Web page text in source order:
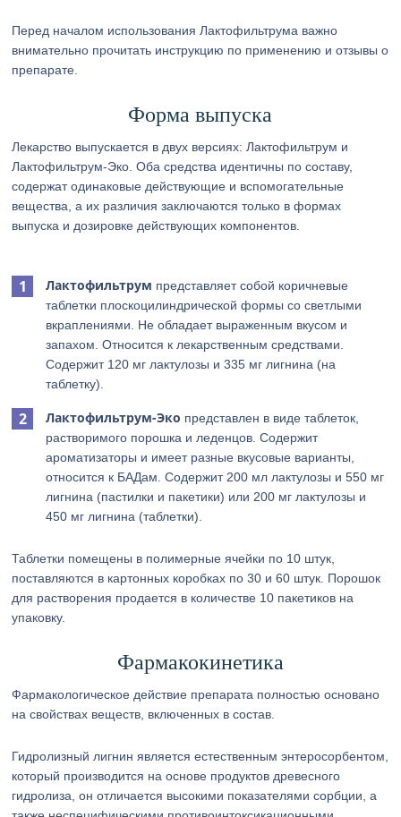
Перед началом использования Лактофильтрума важно
внимательно прочитать инструкцию по применению и отзывы о
препарате.
Форма выпуска
Лекарство выпускается в двух версиях: Лактофильтрум и
Лактофильтрум-Эко. Оба средства идентичны по составу,
содержат одинаковые действующие и вспомогательные
вещества, а их различия заключаются только в формах
выпуска и дозировке действующих компонентов.
Лактофильтрум представляет собой коричневые
таблетки плоскоцилиндрической формы со светлыми
вкраплениями. Не обладает выраженным вкусом и
запахом. Относится к лекарственным средствами.
Содержит 120 мг лактулозы и 335 мг лигнина (на
таблетку).
Лактофильтрум-Эко представлен в виде таблеток,
растворимого порошка и леденцов. Содержит
ароматизаторы и имеет разные вкусовые варианты,
относится к БАДам. Содержит 200 мл лактулозы и 550 мг
лигнина (пастилки и пакетики) или 200 мг лактулозы и
450 мг лигнина (таблетки).
Таблетки помещены в полимерные ячейки по 10 штук,
поставляются в картонных коробках по 30 и 60 штук. Порошок
для растворения продается в количестве 10 пакетиков на
упаковку.
Фармакокинетика
Фармакологическое действие препарата полностью основано
на свойствах веществ, включенных в состав.
Гидролизный лигнин является естественным энтеросорбентом,
который производится на основе продуктов древесного
гидролиза, он отличается высокими показателями сорбции, а